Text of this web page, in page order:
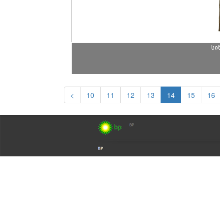
< 10 11 12 13 14 15 16